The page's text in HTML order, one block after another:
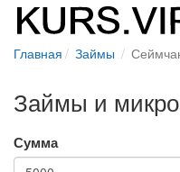
Главная Займы
Займы и
Сумма